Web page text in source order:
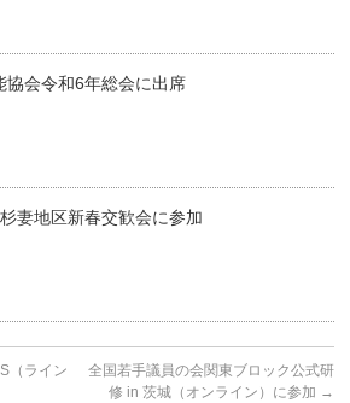
協会令和6年総会に出席
妻地区新春交歓会に参加
（ライン
全国若手議員の会関東ブロック公式研
修 in 茨城（オンライン）に参加 →